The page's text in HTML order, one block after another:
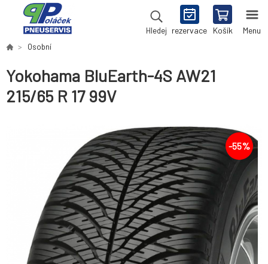
Hledej rezervace Košík Menu
Osobní
Yokohama BluEarth-4S AW21
215/65 R 17 99V
-55%